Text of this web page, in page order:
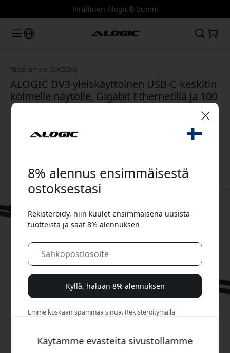
Virallinen Alogic® Suomi
Tuotenumero: DUCDDV3
ALOGIC DV3 yleiskäyttöinen USB-C-keskitin
kolmelle näytölle, Gigabit Ethernetillä ja 100
W latauksella - Avaruuden harmaa
Käytämme evästeitä sivustollamme
8% alennus ensimmäisestä
ostoksestasi
Rekisteröidy, niin kuulet ensimmäisenä uusista
tuotteista ja saat 8% alennuksen
Kyllä, haluan 8% alennuksen
Emme koskaan spämmää sinua. Rekisteröitymällä
🎉 Alennuskoodisi:
Käytä tätä koodia kassalla saadaksesi 8%
alennuksen.